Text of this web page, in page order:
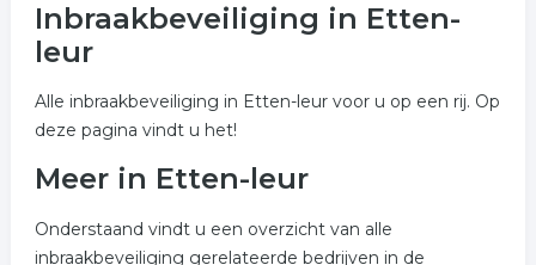
Inbraakbeveiliging in Etten-
leur
Alle inbraakbeveiliging in Etten-leur voor u op een rij. Op
deze pagina vindt u het!
Meer in Etten-leur
Onderstaand vindt u een overzicht van alle
inbraakbeveiliging gerelateerde bedrijven in de